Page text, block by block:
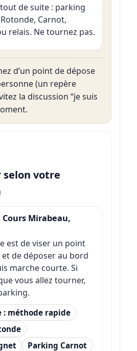
de suite : parking
Carnot,
relais. Ne tournez pas.
d’un point de dépose
(un repère
la discussion “je suis
selon votre
Mirabeau,
est de viser un point
et de déposer au bord
marche courte. Si
vous allez tourner,
: méthode rapide
Parking Carnot